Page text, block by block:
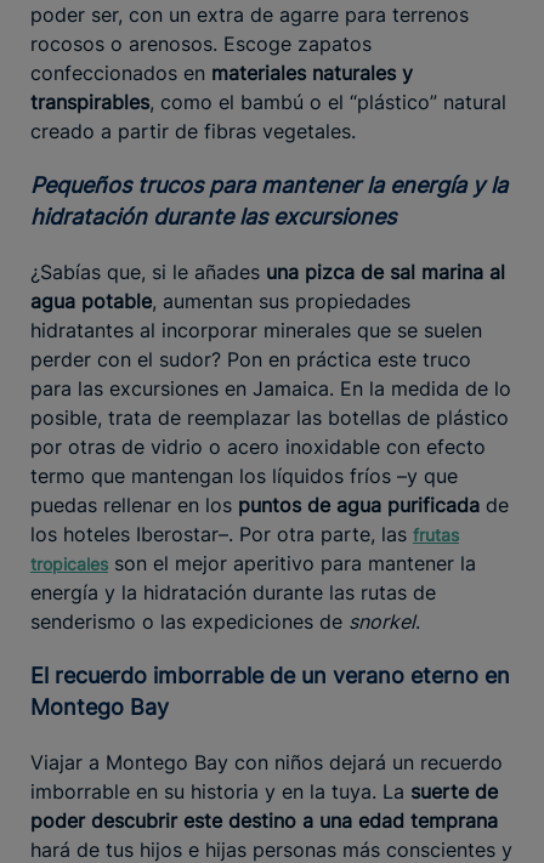
poder ser, con un extra de agarre para terrenos
rocosos o arenosos. Escoge zapatos
confeccionados en materiales naturales y
transpirables, como el bambú o el “plástico” natural
creado a partir de fibras vegetales.
Pequeños trucos para mantener la energía y la
hidratación durante las excursiones
¿Sabías que, si le añades una pizca de sal marina al
agua potable, aumentan sus propiedades
hidratantes al incorporar minerales que se suelen
perder con el sudor? Pon en práctica este truco
para las excursiones en Jamaica. En la medida de lo
posible, trata de reemplazar las botellas de plástico
por otras de vidrio o acero inoxidable con efecto
termo que mantengan los líquidos fríos –y que
puedas rellenar en los puntos de agua purificada de
los hoteles Iberostar–. Por otra parte, las frutas
tropicales son el mejor aperitivo para mantener la
energía y la hidratación durante las rutas de
senderismo o las expediciones de snorkel.
El recuerdo imborrable de un verano eterno en
Montego Bay
Viajar a Montego Bay con niños dejará un recuerdo
imborrable en su historia y en la tuya. La suerte de
poder descubrir este destino a una edad temprana
hará de tus hijos e hijas personas más conscientes y